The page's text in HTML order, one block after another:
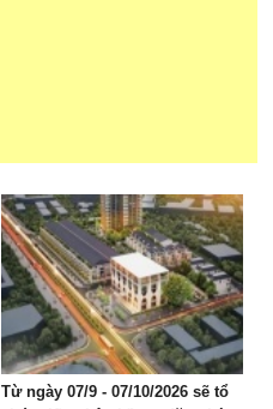
Từ ngày 07/9 - 07/10/2026 sẽ tổ